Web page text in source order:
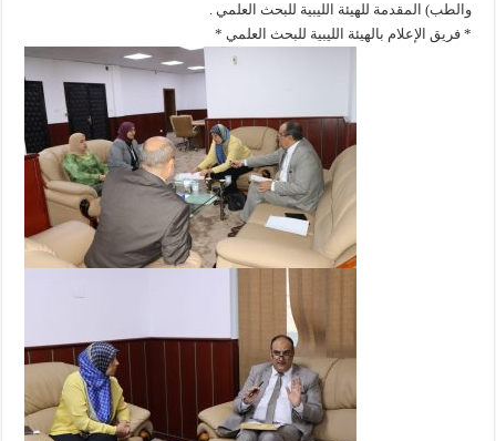
والطب) المقدمة للهيئة الليبية للبحث العلمي .
* فريق الإعلام بالهيئة الليبية للبحث العلمي *